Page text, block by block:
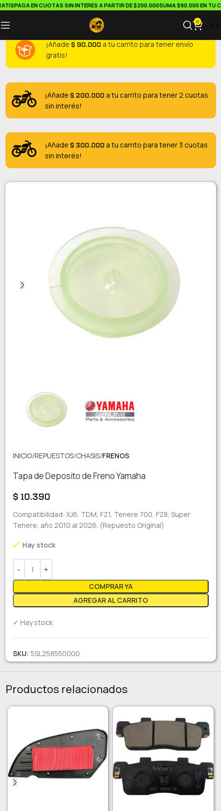
PAGA EN CUOTAS SIN INTERES A PARTIR DE $200.000SUMA $90.000 EN TU
0
¡Añade $90.000 a tu carrito para tener envío
gratis!
¡Añade $200.000 a tu carrito para tener 2 cuotas
sin interés!
¡Añade $300.000 a tu carrito para tener 3 cuotas
sin interés!
INICIO REPUESTOS CHASIS FRENOS
Tapa de Deposito de Freno Yamaha
$10.390
Compatibilidad: XJ6, TDM, FZ1, Tenere 700, FZ8, Super
Tenere, año 2010 al 2026. (Repuesto Original)
Hay stock
AGREGAR AL CARRITO
COMPRAR YA
✓ Hay stock
SKU: 5SL258550000
Productos relacionados